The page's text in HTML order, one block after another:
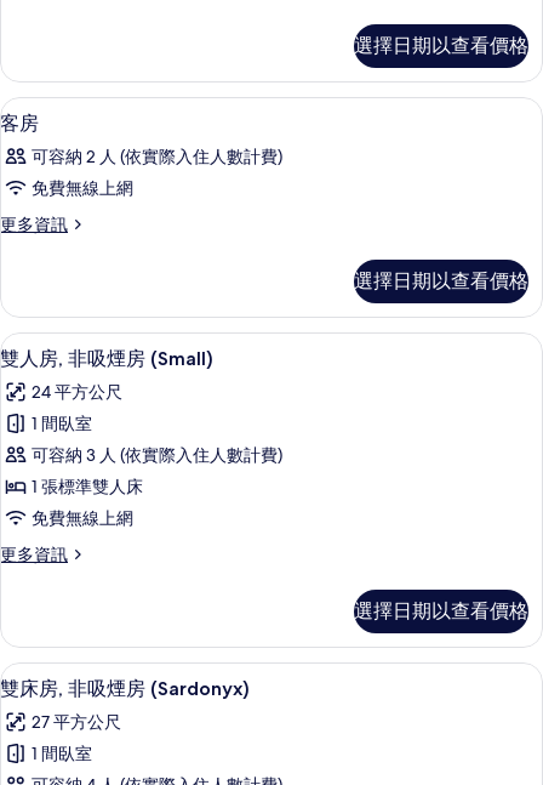
相
片
Room
的
詳
選擇日期以查看價格
顯
示
客
的
有
相
片
羽絨被、客房內保險箱、書桌、筆電
1
客房
可容納 2 人 (依實際入住人數計費)
免費無線上網
更多資訊
更
的
詳
情
選擇日期以查看價格
顯
示
雙
人
房,
非
煙
(Small)
的
所
有
相
羽絨被、客房內保險箱、書桌、筆電
15
雙人房, 非吸煙房 (Small)
24 平方公尺
1 間臥室
可容納 3 人 (依實際入住人數計費)
1 張標準雙人床
免費無線上網
更多資訊
更
房,
非
吸
房
(Small)
的
選擇日期以查看價格
顯
示
雙
床
羽絨被、客房內保險箱、書桌、筆電
15
雙床房, 非吸煙房 (Sardonyx)
27 平方公尺
1 間臥室